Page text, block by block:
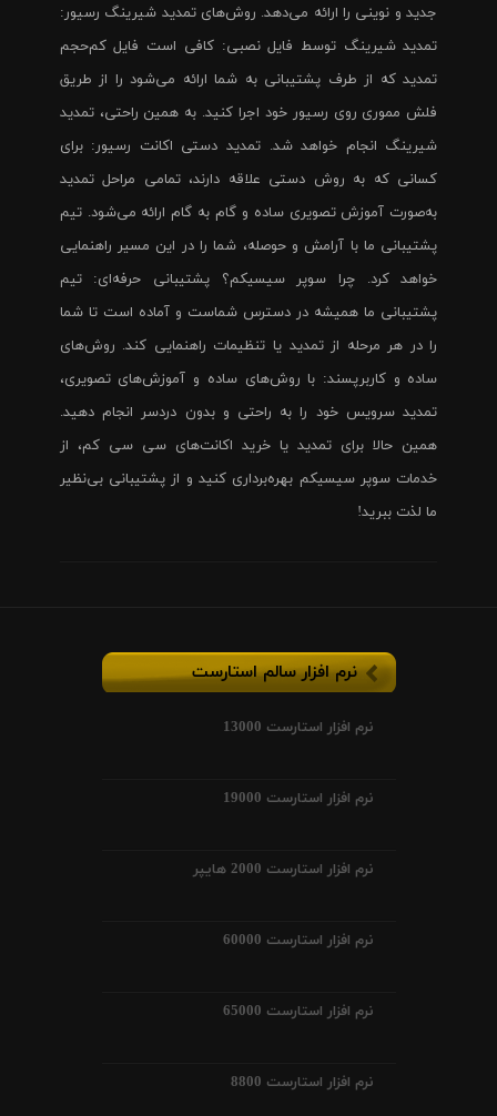
جدید و نوینی را ارائه می‌دهد. روش‌های تمدید شیرینگ رسیور:
تمدید شیرینگ توسط فایل نصبی: کافی است فایل کم‌حجم
تمدید که از طرف پشتیبانی به شما ارائه می‌شود را از طریق
فلش مموری روی رسیور خود اجرا کنید. به همین راحتی، تمدید
شیرینگ انجام خواهد شد. تمدید دستی اکانت رسیور: برای
کسانی که به روش دستی علاقه دارند، تمامی مراحل تمدید
به‌صورت آموزش تصویری ساده و گام به گام ارائه می‌شود. تیم
پشتیبانی ما با آرامش و حوصله، شما را در این مسیر راهنمایی
خواهد کرد. چرا سوپر سیسیکم؟ پشتیبانی حرفه‌ای: تیم
پشتیبانی ما همیشه در دسترس شماست و آماده است تا شما
را در هر مرحله از تمدید یا تنظیمات راهنمایی کند. روش‌های
ساده و کاربرپسند: با روش‌های ساده و آموزش‌های تصویری،
تمدید سرویس خود را به راحتی و بدون دردسر انجام دهید.
همین حالا برای تمدید یا خرید اکانت‌های سی سی کم، از
خدمات سوپر سیسیکم بهره‌برداری کنید و از پشتیبانی بی‌نظیر
ما لذت ببرید!
نرم افزار سالم استارست
نرم افزار استارست 13000
نرم افزار استارست 19000
نرم افزار استارست 2000 هایپر
نرم افزار استارست 60000
نرم افزار استارست 65000
نرم افزار استارست 8800